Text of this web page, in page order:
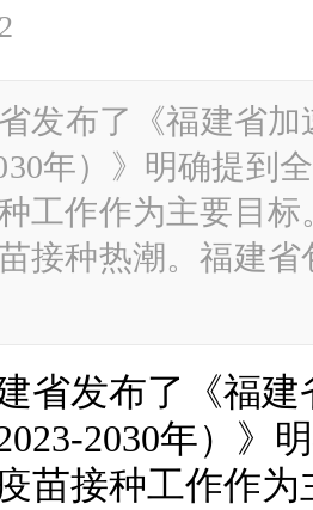
发布了《福建省
年）》明确提到
工作作为主要目
接种热潮。福建
省发布了《福
2030年）》
苗接种工作作为